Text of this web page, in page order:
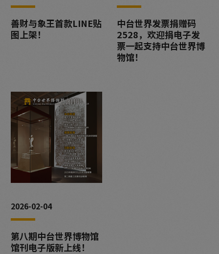
善财与象王首款LINE贴
图上架！
中台世界发票捐赠码
2528，欢迎捐电子发
票一起支持中台世界博
物馆！
2026-02-04
第八期中台世界博物馆
馆刊电子版新上线！